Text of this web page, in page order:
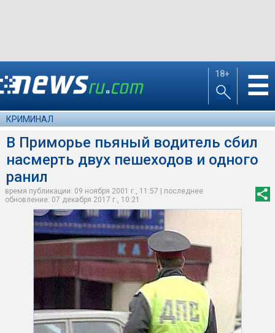
18+ ☰
КРИМИНАЛ
В Приморье пьяный водитель сбил
насмерть двух пешеходов и одного
ранил
время публикации: 09 ноября 2001 г., 11:57 | последнее
обновление: 07 декабря 2017 г., 10:21